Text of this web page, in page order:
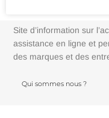
Site d’information sur
assistance en ligne et
des marques et des
Qui sommes nous ?